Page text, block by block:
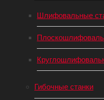
Шлифовальные
Гибочные станки